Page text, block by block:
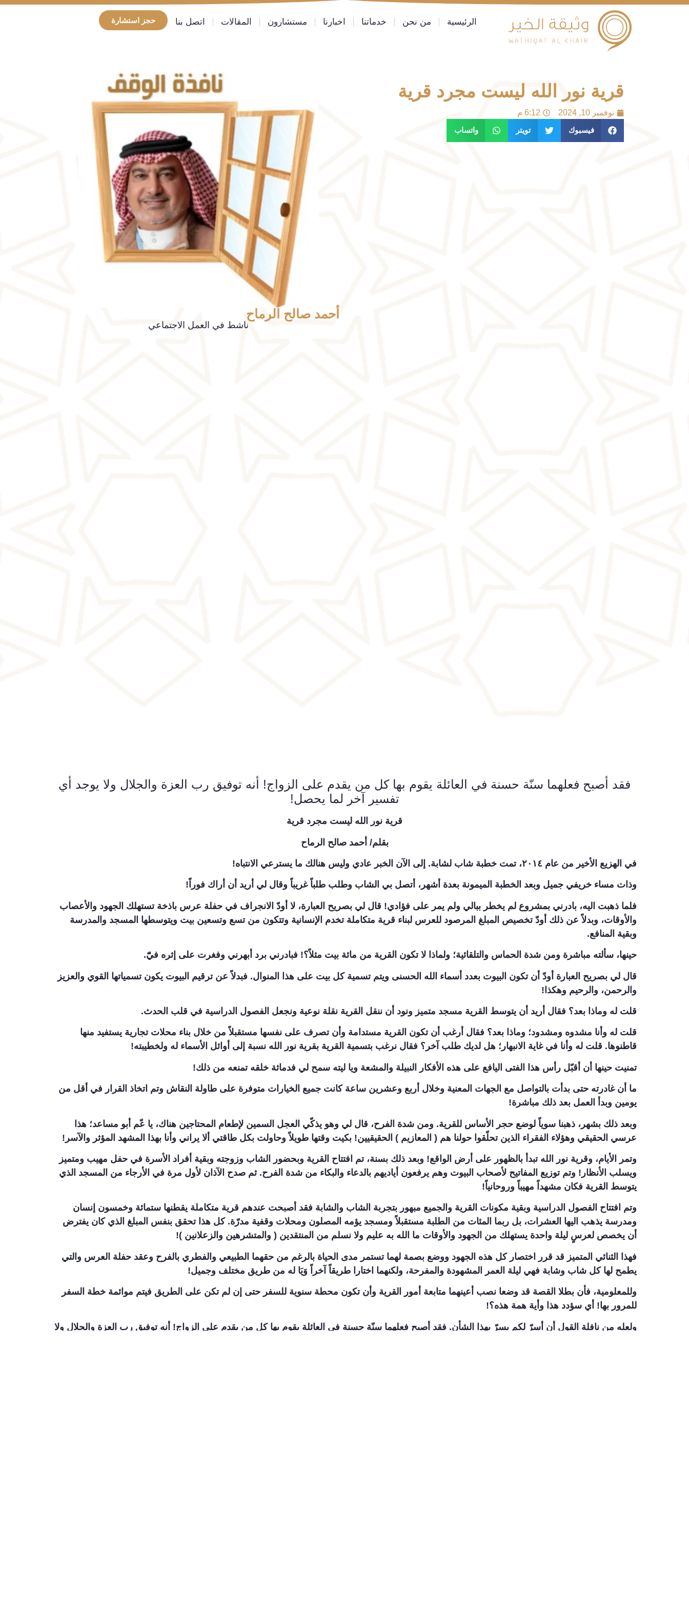
الرئيسية من نحن خدماتنا اخبارنا مستشارون المقالات اتصل بنا حجز استشارة
قرية نور الله ليست مجرد قرية
نوفمبر 10, 2024 6:12 م
فيسبوك تويتر واتساب
أحمد صالح الرماح
ناشط في العمل الاجتماعي
فقد أصبح فعلهما سنّة حسنة في العائلة يقوم بها كل من يقدم على الزواج! أنه توفيق رب العزة والجلال ولا يوجد أي
تفسير آخر لما يحصل!
قرية نور الله ليست مجرد قرية
بقلم/ أحمد صالح الرماح
في الهزيع الأخير من عام ٢٠١٤، تمت خطبة شاب لشابة. إلى الآن الخبر عادي وليس هنالك ما يسترعي الانتباه!
وذات مساء خريفي جميل وبعد الخطبة الميمونة بعدة أشهر، أتصل بي الشاب وطلب طلباً غريباً وقال لي أريد أن أراك فوراً!
فلما ذهبت اليه، بادرني بمشروع لم يخطر ببالي ولم يمر على فؤادي! قال لي بصريح العبارة، لا أودّ الانجراف في حفلة عرس باذخة تستهلك الجهود والأعصاب
والأوقات، وبدلاً عن ذلك أودّ تخصيص المبلغ المرصود للعرس لبناء قرية متكاملة تخدم الإنسانية وتتكون من تسع وتسعين بيت ويتوسطها المسجد والمدرسة
وبقية المنافع.
حينها، سألته مباشرة ومن شدة الحماس والتلقائية؛ ولماذا لا تكون القرية من مائة بيت مثلاً؟! فبادرني برد أبهرني وفغرت على إثره فيّٓ.
قال لي بصريح العبارة أودّ أن تكون البيوت بعدد أسماء الله الحسنى ويتم تسمية كل بيت على هذا المنوال. فبدلاً عن ترقيم البيوت يكون تسمياتها القوي والعزيز
والرحمن، والرحيم وهكذا!
قلت له وماذا بعد؟ فقال أريد أن يتوسط القرية مسجد متميز ونود أن ننقل القرية نقلة نوعية ونجعل الفصول الدراسية في قلب الحدث.
قلت له وأنا مشدوه ومشدود؛ وماذا بعد؟ فقال أرغب أن تكون القرية مستدامة وأن تصرف على نفسها مستقبلاً من خلال بناء محلات تجارية يستفيد منها
قاطنوها. قلت له وأنا في غاية الانبهار؛ هل لديك طلب آخر؟ فقال نرغب بتسمية القرية بقرية نور الله نسبة إلى أوائل الأسماء له ولخطيبته!
تمنيت حينها أن أقبّل رأس هذا الفتى اليافع على هذه الأفكار النبيلة والمشعة ويا ليته سمح لي فدماثة خلقه تمنعه من ذلك!
ما أن غادرته حتى بدأت بالتواصل مع الجهات المعنية وخلال أربع وعشرين ساعة كانت جميع الخيارات متوفرة على طاولة النقاش وتم اتخاذ القرار في أقل من
يومين وبدأ العمل بعد ذلك مباشرة!
وبعد ذلك بشهر، ذهبنا سوياً لوضع حجر الأساس للقرية. ومن شدة الفرح، قال لي وهو يذكّي العجل السمين لإطعام المحتاجين هناك، يا عّم أبو مساعد؛ هذا
عرسي الحقيقي وهؤلاء الفقراء الذين تحلّقوا حولنا هم ( المعازيم ) الحقيقيين! بكيت وقتها طويلاً وحاولت بكل طاقتي ألا يراني وأنا بهذا المشهد المؤثر والآسر!
وتمر الأيام، وقرية نور الله تبدأ بالظهور على أرض الواقع! وبعد ذلك بسنة، تم افتتاح القرية وبحضور الشاب وزوجته وبقية أفراد الأسرة في حفل مهيب ومتميز
ويسلب الأنظار! وتم توزيع المفاتيح لأصحاب البيوت وهم يرفعون أياديهم بالدعاء والبكاء من شدة الفرح. ثم صدح الآذان لأول مرة في الأرجاء من المسجد الذي
يتوسط القرية فكان مشهداً مهيباً وروحانياً!
وتم افتتاح الفصول الدراسية وبقية مكونات القرية والجميع مبهور بتجربة الشاب والشابة فقد أصبحت عندهم قرية متكاملة يقطنها ستمائة وخمسون إنسان
ومدرسة يذهب اليها العشرات، بل ربما المئات من الطلبة مستقبلاً ومسجد يؤمه المصلون ومحلات وقفية مدرّة. كل هذا تحقق بنفس المبلغ الذي كان يفترض
أن يخصص لعرسٍ ليلة واحدة يستهلك من الجهود والأوقات ما الله به عليم ولا نسلم من المنتقدين ( والمتشرهين والزعلانين )!
فهذا الثنائي المتميز قد قرر اختصار كل هذه الجهود ووضع بصمة لهما تستمر مدى الحياة بالرغم من حقهما الطبيعي والفطري بالفرح وعقد حفلة العرس والتي
يطمح لها كل شاب وشابة فهي ليلة العمر المشهودة والمفرحة، ولكنهما اختارا طريقاً آخراً وَيَا له من طريق مختلف وجميل!
وللمعلومية، فأن بطلا القصة قد وضعا نصب أعينهما متابعة أمور القرية وأن تكون محطة سنوية للسفر حتى إن لم تكن على الطريق فيتم موائمة خطة السفر
للمرور بها! أي سؤدد هذا وأية همة هذه؟!
ولعله من نافلة القول أن أسرّ لكم بسرّ بهذا الشأن. فقد أصبح فعلهما سنّة حسنة في العائلة يقوم بها كل من يقدم على الزواج! أنه توفيق رب العزة والجلال ولا